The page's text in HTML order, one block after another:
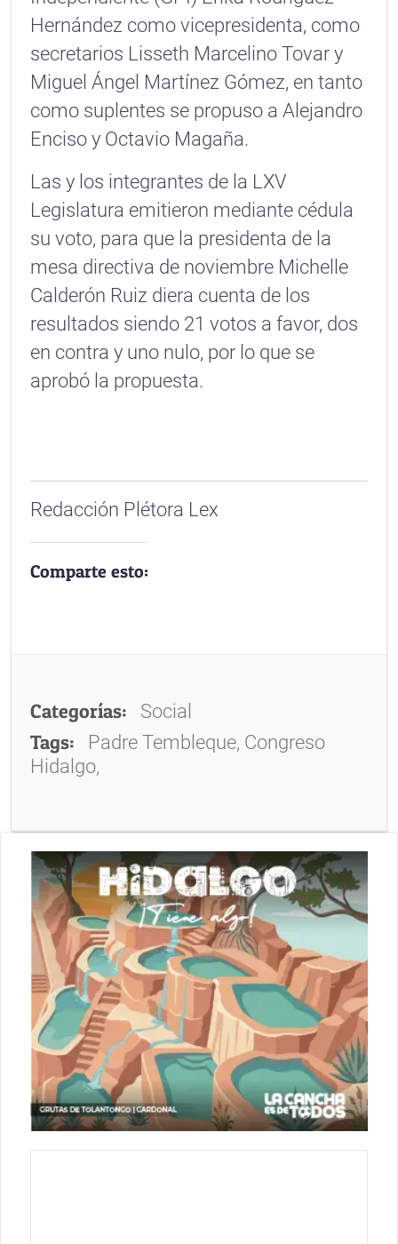
Hernández como vicepresidenta, como
secretarios Lisseth Marcelino Tovar y
Miguel Ángel Martínez Gómez, en tanto
como suplentes se propuso a Alejandro
Enciso y Octavio Magaña.
Las y los integrantes de la LXV
Legislatura emitieron mediante cédula
su voto, para que la presidenta de la
mesa directiva de noviembre Michelle
Calderón Ruiz diera cuenta de los
resultados siendo 21 votos a favor, dos
en contra y uno nulo, por lo que se
aprobó la propuesta.
Redacción Plétora Lex
Comparte esto:
Categorías: Social
Tags:
Padre Tembleque, Congreso
Hidalgo,